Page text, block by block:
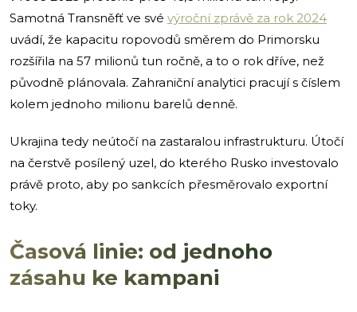
Samotná Transněfť ve své výroční zprávě za rok 2024
uvádí, že kapacitu ropovodů směrem do Primorsku
rozšířila na 57 milionů tun ročně, a to o rok dříve, než
původně plánovala. Zahraniční analytici pracují s číslem
kolem jednoho milionu barelů denně.
Ukrajina tedy neútočí na zastaralou infrastrukturu. Útočí
na čerstvě posílený uzel, do kterého Rusko investovalo
právě proto, aby po sankcích přesměrovalo exportní
toky.
Časová linie: od jednoho
zásahu ke kampani